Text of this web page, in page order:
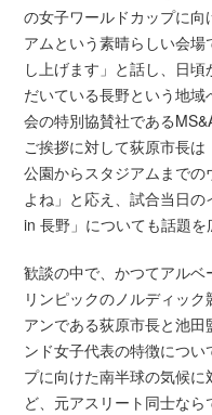
の女子ワールドカップに
アムという素晴らしい会
し上げます」と話し、日
だいている長野という地
会の特別協賛社である
ご挨拶に対して荻原市長
公園からスタジアムまで
よね」と応え、試合当日
in 長野」についても話題を
歓談の中で、かつてアル
リンピックのノルディッ
アンである荻原市長と池
ンド女子代表の特徴につ
プに向けた南半球の気候
ど、元アスリート同士な